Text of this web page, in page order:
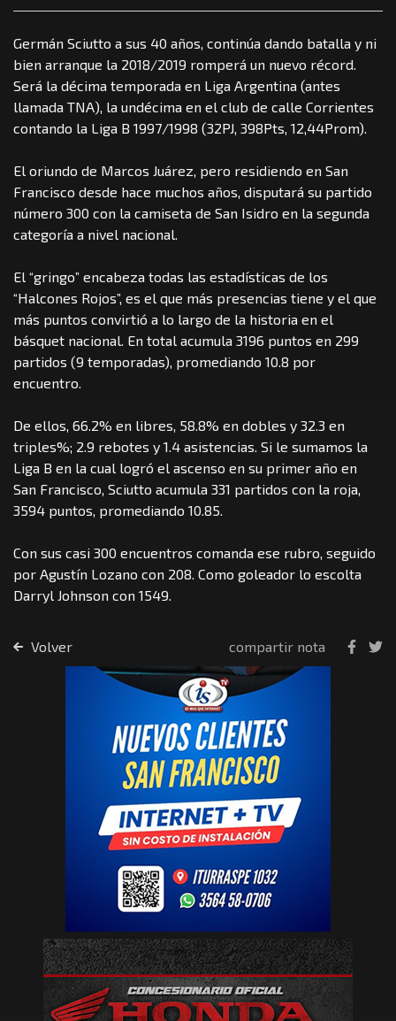
Germán Sciutto a sus 40 años, continúa dando batalla y ni
bien arranque la 2018/2019 romperá un nuevo récord.
Será la décima temporada en Liga Argentina (antes
llamada TNA), la undécima en el club de calle Corrientes
contando la Liga B 1997/1998 (32PJ, 398Pts, 12,44Prom).
El oriundo de Marcos Juárez, pero residiendo en San
Francisco desde hace muchos años, disputará su partido
número 300 con la camiseta de San Isidro en la segunda
categoría a nivel nacional.
El “gringo” encabeza todas las estadísticas de los
“Halcones Rojos”, es el que más presencias tiene y el que
más puntos convirtió a lo largo de la historia en el
básquet nacional. En total acumula 3196 puntos en 299
partidos (9 temporadas), promediando 10.8 por
encuentro.
De ellos, 66.2% en libres, 58.8% en dobles y 32.3 en
triples%; 2.9 rebotes y 1.4 asistencias. Si le sumamos la
Liga B en la cual logró el ascenso en su primer año en
San Francisco, Sciutto acumula 331 partidos con la roja,
3594 puntos, promediando 10.85.
Con sus casi 300 encuentros comanda ese rubro, seguido
por Agustín Lozano con 208. Como goleador lo escolta
Darryl Johnson con 1549.
Volver compartir nota